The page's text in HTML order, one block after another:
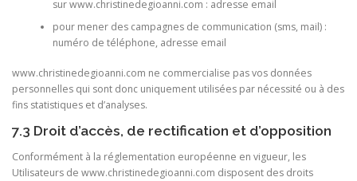
surwww.christinedegioanni.com : adresse email
pour mener des campagnes de communication (sms, mail) :
numéro de téléphone, adresse email
www.christinedegioanni.com ne commercialise pas vos données
personnelles qui sont donc uniquement utilisées par nécessité ou à des
fins statistiques et d’analyses.
7.3 Droit d’accès, de rectification et d’opposition
Conformément à la réglementation européenne en vigueur, les
Utilisateurs de www.christinedegioanni.com disposent des droits